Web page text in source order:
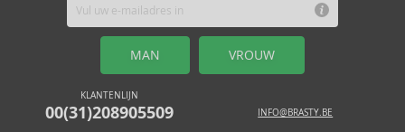
MAN VROUW
KLANTENLIJN
00(31)208905509 INFO@BRASTY.BE